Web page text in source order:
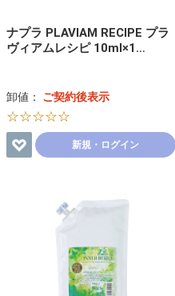
ナプラ PLAVIAM RECIPE プラ
ヴィアムレシピ 10ml×1…
卸値： ご契約後表示
☆☆☆☆☆
新規・ログイン